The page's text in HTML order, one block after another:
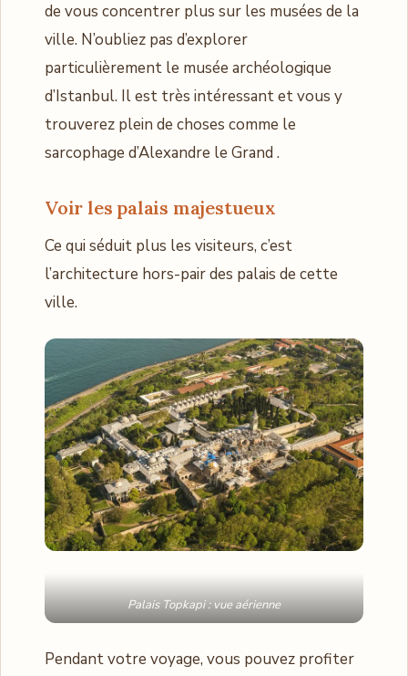
de vous concentrer plus sur les musées de la
ville. N’oubliez pas d’explorer
particulièrement le musée archéologique
d’Istanbul. Il est très intéressant et vous y
trouverez plein de choses comme le
sarcophage d’Alexandre le Grand .
Voir les palais majestueux
Ce qui séduit plus les visiteurs, c’est
l’architecture hors-pair des palais de cette
ville.
Palais Topkapi : vue aérienne
Pendant votre voyage, vous pouvez profiter